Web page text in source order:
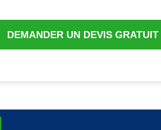
DEMANDER UN DEVIS GRATUIT